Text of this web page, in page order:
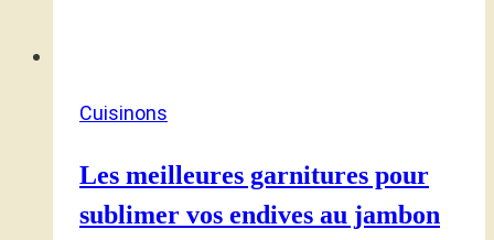
Cuisinons
Les meilleures garnitures pour
sublimer vos endives au jambon